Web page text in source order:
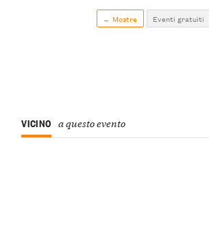
← Mostre Eventi gratuiti
VICINO a questo evento